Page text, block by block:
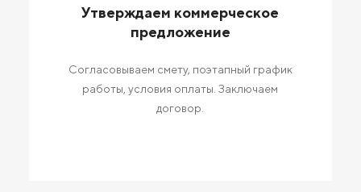
Утверждаем коммерческое
предложение
Согласовываем смету, поэтапный график
работы, условия оплаты. Заключаем
договор.